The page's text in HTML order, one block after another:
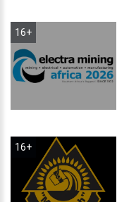
16+
16+